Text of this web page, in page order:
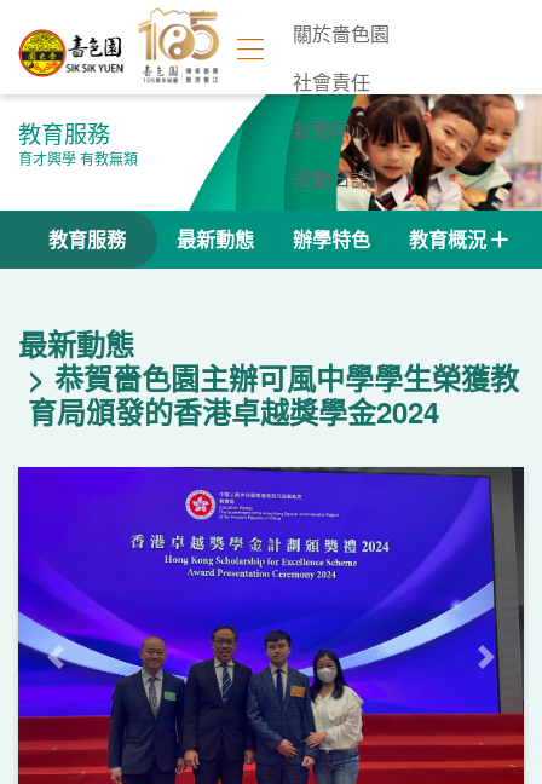
關於嗇色園
社會責任
新聞中心
活動日誌
聯絡我們
教育服務
育才興學 有教無類
教育服務 最新動態 辦學特色 教育概況
最新動態
恭賀嗇色園主辦可風中學學生榮獲教
育局頒發的香港卓越獎學金2024
上一頁 下一頁